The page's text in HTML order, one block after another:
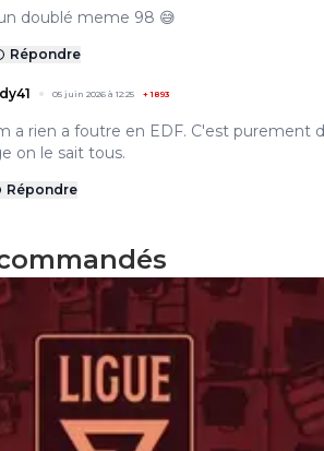
doublé meme 98 😅
Répondre
05 juin 2026 à 12:25 +1893
a rien a foutre en EDF. C'est purement
on le sait tous.
Répondre